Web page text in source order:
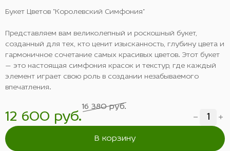
Букет Цветов "Королевский Симфония"
Представляем вам великолепный и роскошный букет,
созданный для тех, кто ценит изысканность, глубину цвета и
гармоничное сочетание самых красивых цветов. Этот букет
— это настоящая симфония красок и текстур, где каждый
элемент играет свою роль в создании незабываемого
впечатления.
12 600 руб.
16 380 руб.
В корзину